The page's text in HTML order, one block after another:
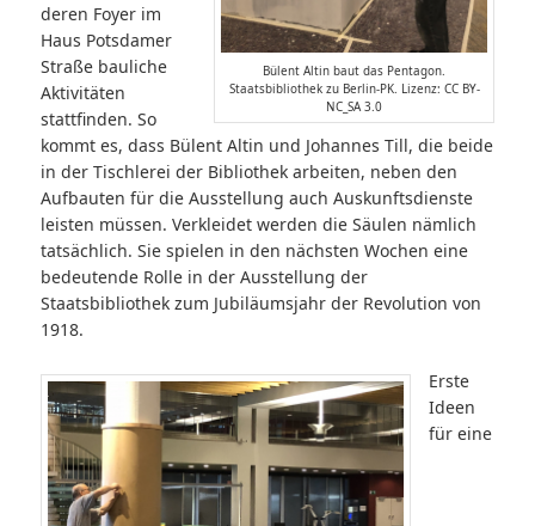
Bülent Altin baut das Pentagon.
Staatsbibliothek zu Berlin-PK. Lizenz: CC BY-
NC_SA 3.0
deren Foyer im
Haus Potsdamer
Straße bauliche
Aktivitäten
stattfinden. So
kommt es, dass Bülent Altin und Johannes Till, die beide
in der Tischlerei der Bibliothek arbeiten, neben den
Aufbauten für die Ausstellung auch Auskunftsdienste
leisten müssen. Verkleidet werden die Säulen nämlich
tatsächlich. Sie spielen in den nächsten Wochen eine
bedeutende Rolle in der Ausstellung der
Staatsbibliothek zum Jubiläumsjahr der Revolution von
1918.
Erste
Ideen
für eine